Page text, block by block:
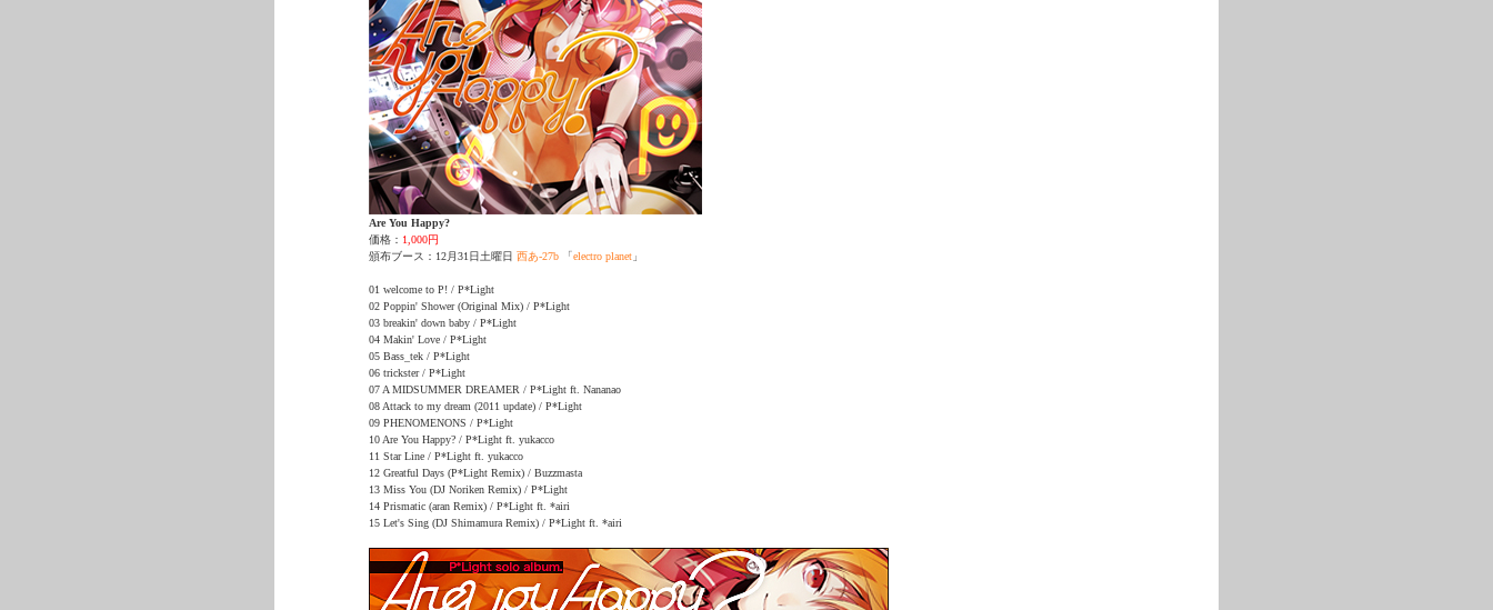
Are You Happy?
価格： 1,000円
頒布ブース：12月31日土曜日 西あ-27b 「electro planet 」
01 welcome to P! / P*Light
02 Poppin' Shower (Original Mix) / P*Light
03 breakin' down baby / P*Light
04 Makin' Love / P*Light
05 Bass_tek / P*Light
06 trickster / P*Light
07 A MIDSUMMER DREAMER / P*Light ft. Nananao
08 Attack to my dream (2011 update) / P*Light
09 PHENOMENONS / P*Light
10 Are You Happy? / P*Light ft. yukacco
11 Star Line / P*Light ft. yukacco
12 Greatful Days (P*Light Remix) / Buzzmasta
13 Miss You (DJ Noriken Remix) / P*Light
14 Prismatic (aran Remix) / P*Light ft. *airi
15 Let's Sing (DJ Shimamura Remix) / P*Light ft. *airi